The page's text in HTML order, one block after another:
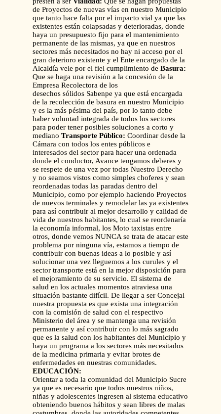
de Proyectos de nuevas vías en nuestro Municipio
que tanto hace falta por el impacto vial ya que las
existentes están colapsadas y deterioradas, donde
haya un presupuesto fijo para el mantenimiento
permanente de las mismas, ya que en nuestros
sectores más necesitados no hay ni acceso por el
gran deterioro existente y el Ente encargado de la
Alcaldía vele por el fiel cumplimiento de Basura:
Que se haga una revisión a la concesión de la
Empresa Recolectora de los
desechos sólidos Sabenpe ya que está encargada
de la recolección de basura en nuestro Municipio
y es la más pésima del país, por lo tanto debe
haber voluntad integrada de todos los sectores
para poder tener posibles soluciones a corto y
mediano Transporte Público: Coordinar desde la
Cámara con todos los entes públicos e
interesados del sector para hacer una ordenada
donde el conductor, Avance tengamos deberes y
se respete de una vez por todas Nuestro Derecho
y no seamos vistos como simples choferes y sean
reordenadas todas las paradas dentro del
Municipio, como por ejemplo haciendo Proyectos
de nuevos terminales y remodelar las ya existentes
para así contribuir al mejor desarrollo y calidad de
vida de nuestros habitantes, lo cual se reordenaría
la economía informal, los Moto taxistas entre
otros, donde vemos NUNCA se trata de atacar este
problema por ninguna vía, estamos a tiempo de
contribuir con buenas ideas a lo posible y así
solucionar una vez lleguemos a los curules y el
sector transporte está en la mejor disposición para
el mejoramiento de su servicio. El sistema de
salud en los actuales momentos atraviesa una
situación bastante difícil. De llegar a ser Concejal
nuestra propuesta es que exista una integración
con la comisión de salud con el respectivo
Ministerio del área y se mantenga una revisión
permanente y así contribuir con lo más sagrado
que es la salud con los habitantes del Municipio y
haya un programa a los sectores más necesitados
de la medicina primaria y evitar brotes de
enfermedades en nuestras comunidades.
EDUCACIÓN:
Orientar a toda la comunidad del Municipio Sucre
ya que es necesario que todos nuestros niños,
niñas y adolescentes ingresen al sistema educativo
obteniendo buenos hábitos y sean libres de malas